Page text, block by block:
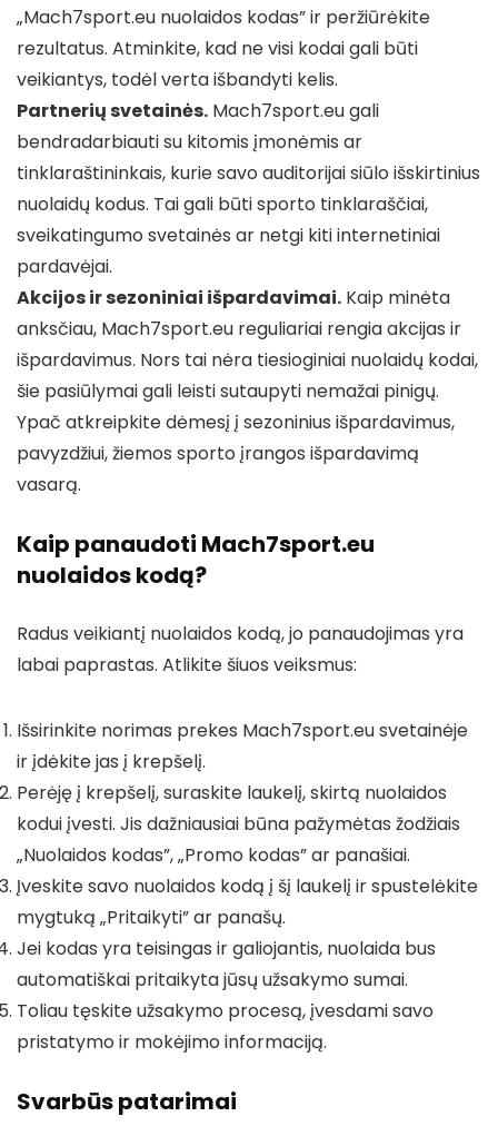
„Mach7sport.eu nuolaidos kodas” ir peržiūrėkite
rezultatus. Atminkite, kad ne visi kodai gali būti
veikiantys, todėl verta išbandyti kelis.
Partnerių svetainės. Mach7sport.eu gali
bendradarbiauti su kitomis įmonėmis ar
tinklaraštininkais, kurie savo auditorijai siūlo išskirtinius
nuolaidų kodus. Tai gali būti sporto tinklaraščiai,
sveikatingumo svetainės ar netgi kiti internetiniai
pardavėjai.
Akcijos ir sezoniniai išpardavimai. Kaip minėta
anksčiau, Mach7sport.eu reguliariai rengia akcijas ir
išpardavimus. Nors tai nėra tiesioginiai nuolaidų kodai,
šie pasiūlymai gali leisti sutaupyti nemažai pinigų.
Ypač atkreipkite dėmesį į sezoninius išpardavimus,
pavyzdžiui, žiemos sporto įrangos išpardavimą
vasarą.
Kaip panaudoti Mach7sport.eu
nuolaidos kodą?
Radus veikiantį nuolaidos kodą, jo panaudojimas yra
labai paprastas. Atlikite šiuos veiksmus:
Išsirinkite norimas prekes Mach7sport.eu svetainėje
ir įdėkite jas į krepšelį.
Perėję į krepšelį, suraskite laukelį, skirtą nuolaidos
kodui įvesti. Jis dažniausiai būna pažymėtas žodžiais
„Nuolaidos kodas”, „Promo kodas” ar panašiai.
Įveskite savo nuolaidos kodą į šį laukelį ir spustelėkite
mygtuką „Pritaikyti” ar panašų.
Jei kodas yra teisingas ir galiojantis, nuolaida bus
automatiškai pritaikyta jūsų užsakymo sumai.
Toliau tęskite užsakymo procesą, įvesdami savo
pristatymo ir mokėjimo informaciją.
Svarbūs patarimai